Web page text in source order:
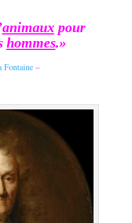
animauxpour
hommes.»
Fontaine–